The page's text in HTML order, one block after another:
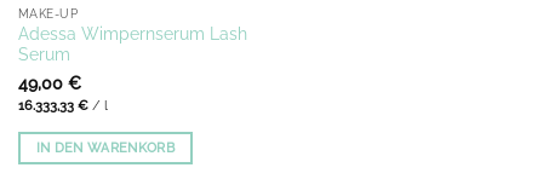
MAKE-UP
Adessa Wimpernserum Lash
Serum
49,00 €
16.333,33 €/ l
IN DEN WARENKORB